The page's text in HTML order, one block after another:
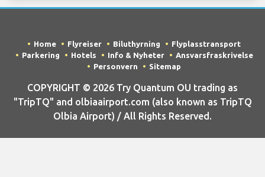
Home Flyreiser Biluthyrning
Flyplasstransport
Parkering
Hotels Info & Nyheter
Ansvarsfraskrivelse
Personvern
Sitemap
COPYRIGHT © 2026 Try Quantum OU trading as
"TripTQ" and olbiaairport.com (also known as TripTQ
Olbia Airport) / All Rights Reserved.